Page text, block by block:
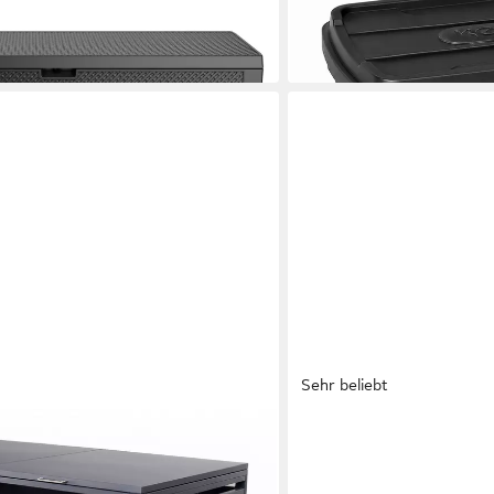
34,95 € UVP49,95 €
-30%
in 2-3 Werktagen bei dir
2er Holzdekor, 120L bis
Sehr beliebt